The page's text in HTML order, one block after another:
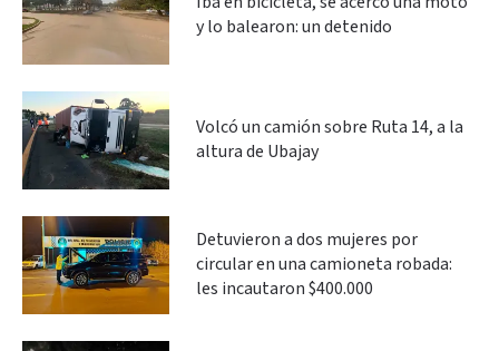
y lo balearon: un detenido
Volcó un camión sobre Ruta 14, a la
altura de Ubajay
Detuvieron a dos mujeres por
circular en una camioneta robada:
les incautaron $400.000